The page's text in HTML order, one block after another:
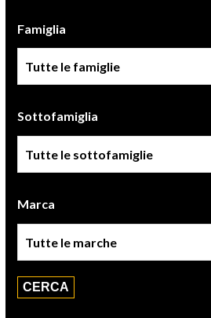
Famiglia
Sottofamiglia
Marca